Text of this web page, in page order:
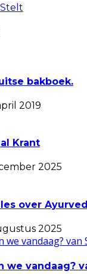
bakboek.
2019
Krant
2025
over
2025
we vandaag?